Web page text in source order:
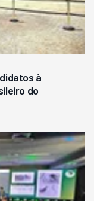
à
do